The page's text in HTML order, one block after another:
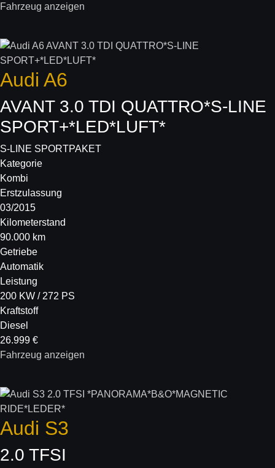
Fahrzeug anzeigen
Audi A6
AVANT 3.0 TDI QUATTRO*S-LINE
SPORT+*LED*LUFT*
S-LINE SPORTPAKET
Kategorie
Kombi
Erstzulassung
03/2015
Kilometerstand
90.000 km
Getriebe
Automatik
Leistung
200 KW / 272 PS
Kraftstoff
Diesel
26.999 €
Fahrzeug anzeigen
Audi S3
2.0 TFSI